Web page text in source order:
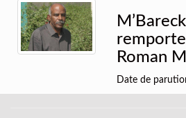
Roman
Date de